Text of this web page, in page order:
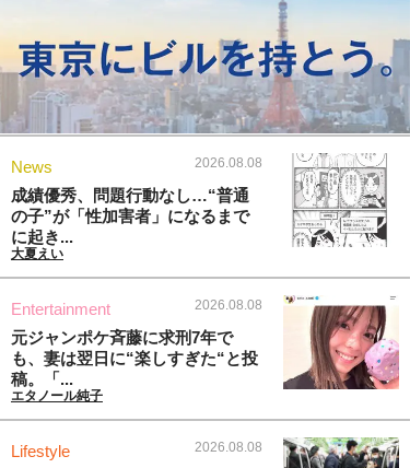
News 2026.08.08
成績優秀、問題行動なし…“普通
の子”が「性加害者」になるまで
に起き...
大夏えい
Entertainment 2026.08.08
元ジャンポケ斉藤に求刑7年で
も、妻は翌日に“楽しすぎた“と投
稿。「...
エタノール純子
Lifestyle 2026.08.08